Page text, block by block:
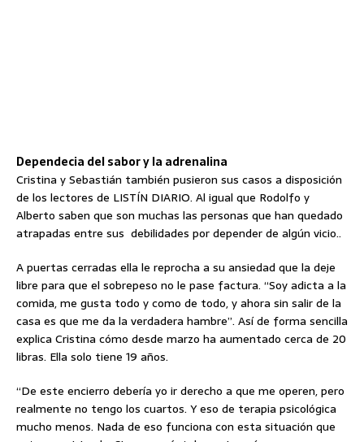
Dependecia del sabor y la adrenalina
Cristina y Sebastián también pusieron sus casos a disposición
de los lectores de LISTÍN DIARIO. Al igual que Rodolfo y
Alberto saben que son muchas las personas que han quedado
atrapadas entre sus debilidades por depender de algún vicio..
A puertas cerradas ella le reprocha a su ansiedad que la deje
libre para que el sobrepeso no le pase factura. “Soy adicta a la
comida, me gusta todo y como de todo, y ahora sin salir de la
casa es que me da la verdadera hambre”. Así de forma sencilla
explica Cristina cómo desde marzo ha aumentado cerca de 20
libras. Ella solo tiene 19 años.
“De este encierro debería yo ir derecho a que me operen, pero
realmente no tengo los cuartos. Y eso de terapia psicológica
mucho menos. Nada de eso funciona con esta situación que